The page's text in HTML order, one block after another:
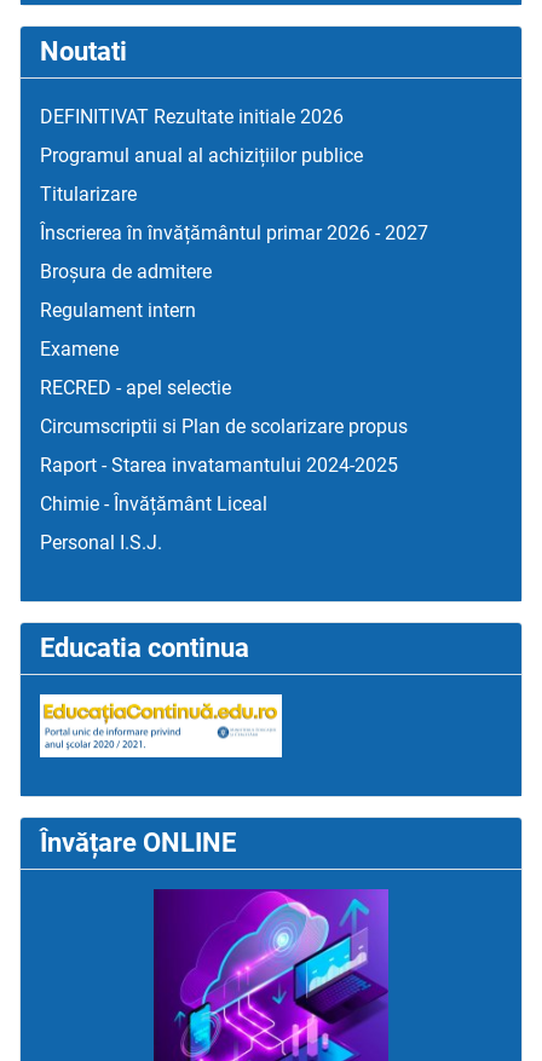
Noutati
DEFINITIVAT Rezultate initiale 2026
Programul anual al achizițiilor publice
Titularizare
Înscrierea în învățământul primar 2026 - 2027
Broșura de admitere
Regulament intern
Examene
RECRED - apel selectie
Circumscriptii si Plan de scolarizare propus
Raport - Starea invatamantului 2024-2025
Chimie - Învățământ Liceal
Personal I.S.J.
Educatia continua
Învățare ONLINE